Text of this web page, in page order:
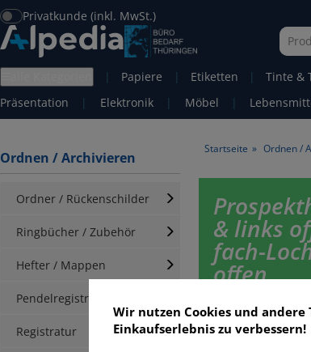
Privatkunde (inkl. MwSt.)
| Papiere | Etiketten | Tinte &
Präsentation
| Elektronik | Möbel |
Ordnen / Archivieren
Ordner / Rückenschilder
Ringbücher / Zubehör
Hefter / Mappen
Pendelregistratur
Registratur
Startseite » Ordnen /
& links
fach-
offen
Prospekthüllen A4
günstigen Preis.
Wir nutzen Cookies und andere
Einkaufserlebnis zu verbessern!